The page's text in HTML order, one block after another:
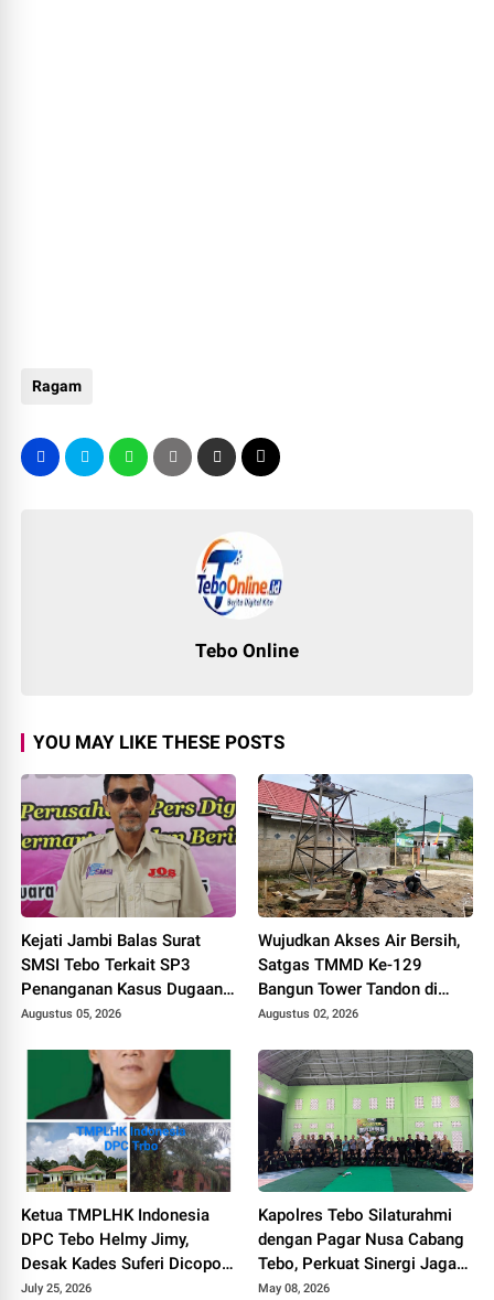
Ragam
Tebo Online
YOU MAY LIKE THESE POSTS
Kejati Jambi Balas Surat
SMSI Tebo Terkait SP3
Penanganan Kasus Dugaan
Korupsi di DPUPR Tebo Rp
Augustus 05, 2026
Wujudkan Akses Air Bersih,
Satgas TMMD Ke-129
Bangun Tower Tandon di
Desa Tanjung Agung
Augustus 02, 2026
Ketua TMPLHK Indonesia
DPC Tebo Helmy Jimy,
Desak Kades Suferi Dicopot
Tidak Hormat, Pemkab Tebo
July 25, 2026
Kapolres Tebo Silaturahmi
dengan Pagar Nusa Cabang
Tebo, Perkuat Sinergi Jaga
Kamtibmas
May 08, 2026